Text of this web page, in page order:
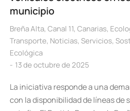
municipio
Breña Alta, Canal 11, Canarias,
Transporte, Noticias, Servicios,
Ecológica
13 de octubre de 2025
La iniciativa responde a una
con la disponibilidad de líneas de